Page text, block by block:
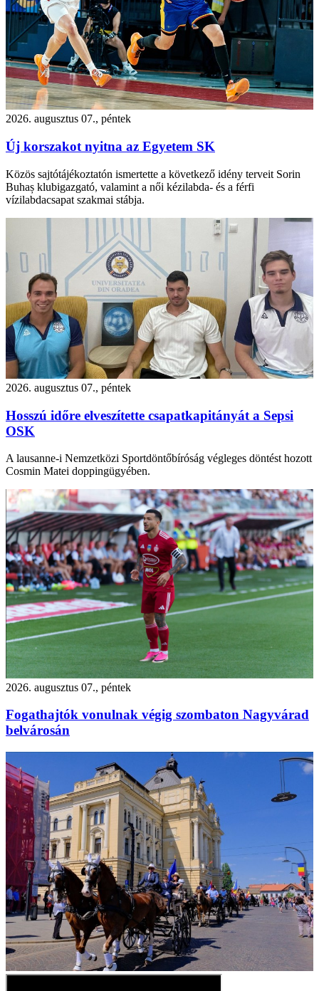
2026. augusztus 07., péntek
Új korszakot nyitna az Egyetem SK
Közös sajtótájékoztatón ismertette a következő idény terveit Sorin
Buhaș klubigazgató, valamint a női kézilabda- és a férfi
vízilabdacsapat szakmai stábja.
2026. augusztus 07., péntek
Hosszú időre elveszítette csapatkapitányát a Sepsi
OSK
A lausanne-i Nemzetközi Sportdöntőbíróság végleges döntést hozott
Cosmin Matei doppingügyében.
2026. augusztus 07., péntek
Fogathajtók vonulnak végig szombaton Nagyvárad
belvárosán